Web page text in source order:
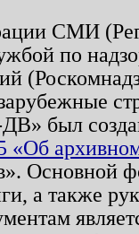
СМИ
по
был
Основной
а также